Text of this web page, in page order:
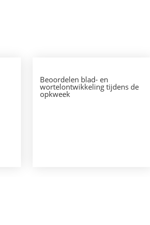
Beoordelen blad- en
wortelontwikkeling tijdens de
opkweek